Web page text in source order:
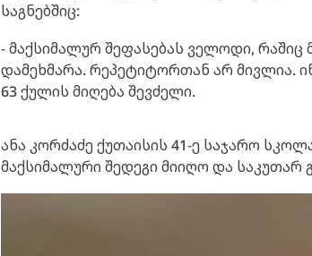
საგნებშიც:
- მაქსიმალურ შეფასებას ველოდი, რაშიც
დამეხმარა. რეპეტიტორთან არ მივლია.
63 ქულის მიღება შევძელი.
ანა კორძაძე ქუთაისის 41-ე საჯარო
მაქსიმალური შედეგი მიიღო და საკუთარ